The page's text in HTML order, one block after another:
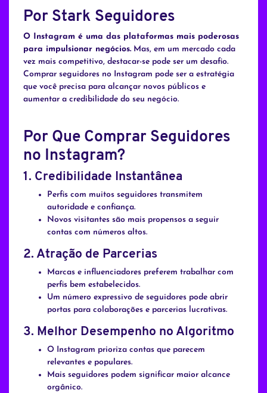
Por Stark Seguidores
O Instagram é uma das plataformas mais poderosas
para impulsionar negócios. Mas, em um mercado cada
vez mais competitivo, destacar-se pode ser um desafio.
Comprar seguidores no Instagram pode ser a estratégia
que você precisa para alcançar novos públicos e
aumentar a credibilidade do seu negócio.
Por Que Comprar Seguidores
no Instagram?
1. Credibilidade Instantânea
Perfis com muitos seguidores transmitem
autoridade e confiança.
Novos visitantes são mais propensos a seguir
contas com números altos.
2. Atração de Parcerias
Marcas e influenciadores preferem trabalhar com
perfis bem estabelecidos.
Um número expressivo de seguidores pode abrir
portas para colaborações e parcerias lucrativas.
3. Melhor Desempenho no Algoritmo
O Instagram prioriza contas que parecem
relevantes e populares.
Mais seguidores podem significar maior alcance
orgânico.